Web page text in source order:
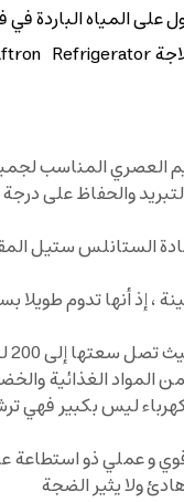
على المياه الباردة
العصري المناسب
والحفاظ على
الستانلس ستيل
، إذ أنها تدوم طويلا
المواد الغذائية
ليس بكبير فهي
و عملي ذو استطاعة
ولا يثير الضجة